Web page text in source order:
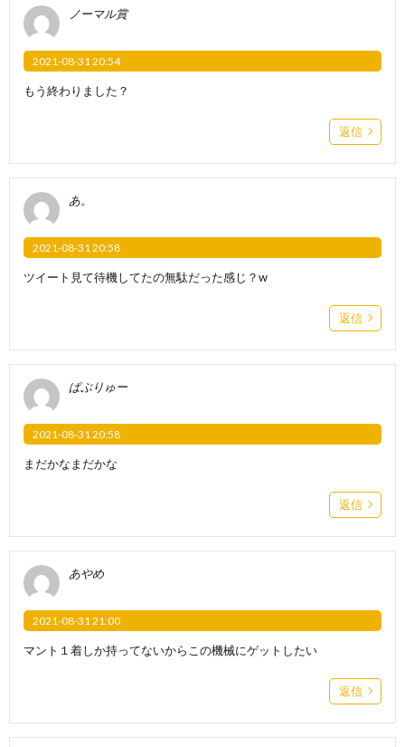
ノーマル賞
2021-08-31 20:54
もう終わりました？
返信
あ。
2021-08-31 20:58
ツイート見て待機してたの無駄だった感じ？w
返信
ぱぶりゅー
2021-08-31 20:58
まだかなまだかな
返信
あやめ
2021-08-31 21:00
マント１着しか持ってないからこの機械にゲットしたい
返信